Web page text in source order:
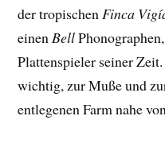
der tropischenFinca
einenBell
Plattenspieler seiner
wichtig, zur Muße und
entlegenen Farm nahe